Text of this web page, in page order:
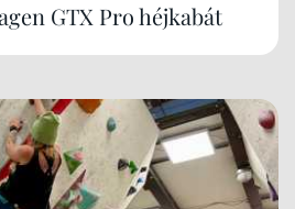
GTX Pro héjkabát